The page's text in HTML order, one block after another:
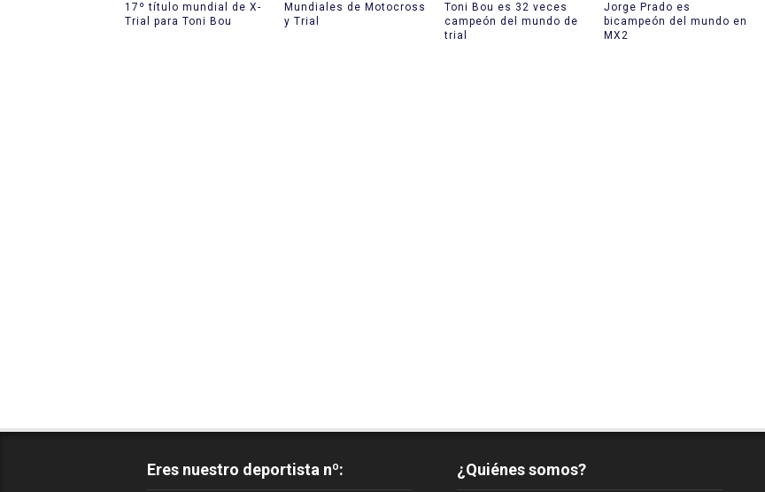
17º título mundial de X-
Trial para Toni Bou
Mundiales de Motocross
y Trial
Toni Bou es 32 veces
campeón del mundo de
trial
Jorge Prado es
bicampeón del mundo en
MX2
Eres nuestro deportista nº: ¿Quiénes somos?